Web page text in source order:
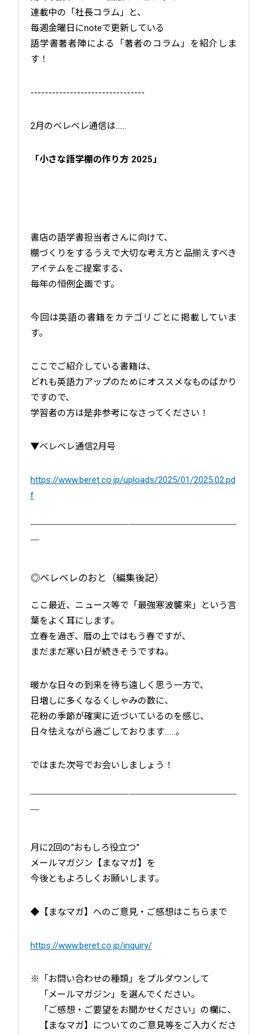
連載中の「社長コラム」と、
毎週金曜日にnoteで更新している
語学書著者陣による「著者のコラム」を紹介しま
す！
--------------------------------
2月のベレベレ通信は……
「小さな語学棚の作り方 2025」
書店の語学書担当者さんに向けて、
棚づくりをするうえで大切な考え方と品揃えすべき
アイテムをご提案する、
毎年の恒例企画です。
今回は英語の書籍をカテゴリごとに掲載していま
す。
ここでご紹介している書籍は、
どれも英語力アップのためにオススメなものばかり
ですので、
学習者の方は是非参考になさってください！
▼ベレベレ通信2月号
https://www.beret.co.jp/uploads/2025/01/2025.02.pd
f
◎ベレベレのおと（編集後記）
ここ最近、ニュース等で「最強寒波襲来」という言
葉をよく耳にします。
立春を過ぎ、暦の上ではもう春ですが、
まだまだ寒い日が続きそうですね。
暖かな日々の到来を待ち遠しく思う一方で、
日増しに多くなるくしゃみの数に、
花粉の季節が確実に近づいているのを感じ、
日々怯えながら過ごしております……。
ではまた次号でお会いしましょう！
月に2回の“おもしろ役立つ”
メールマガジン【まなマガ】を
今後ともよろしくお願いします。
◆【まなマガ】へのご意見・ご感想はこちらまで
https://www.beret.co.jp/inquiry/
※「お問い合わせの種類」をプルダウンして
「メールマガジン」を選んでください。
「ご感想・ご要望をお聞かせください」の欄に、
【まなマガ】についてのご意見等をご入力くださ